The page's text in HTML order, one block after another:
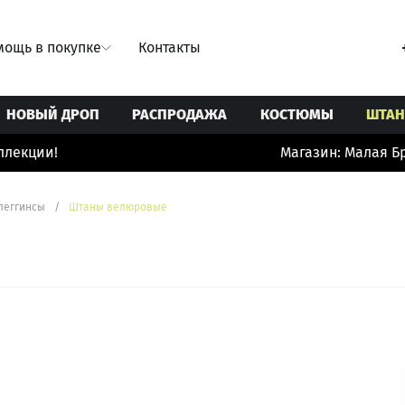
в покупке Контакты
Юбки
НОВЫЙ ДРОП РАСПРОДАЖА КОСТЮМЫ
Магазин: Малая
/ Штаны велюровые